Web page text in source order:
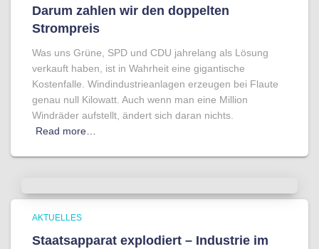
Darum zahlen wir den doppelten
Strompreis
Was uns Grüne, SPD und CDU jahrelang als Lösung
verkauft haben, ist in Wahrheit eine gigantische
Kostenfalle. Windindustrieanlagen erzeugen bei Flaute
genau null Kilowatt. Auch wenn man eine Million
Windräder aufstellt, ändert sich daran nichts.
Read more…
AKTUELLES
Staatsapparat explodiert – Industrie im